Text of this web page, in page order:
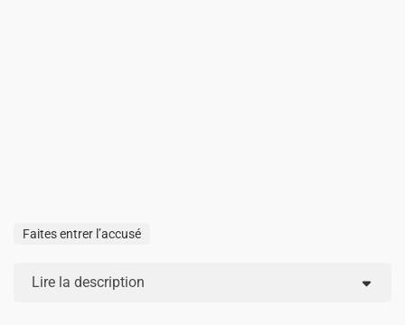
Faites entrer l’accusé
Lire la description